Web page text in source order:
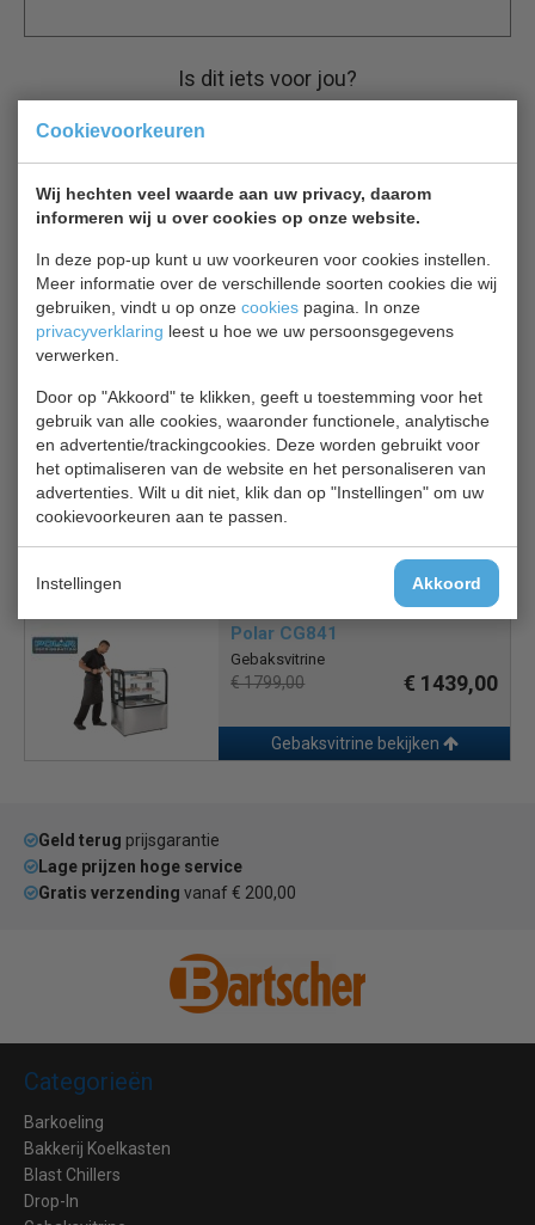
Cookievoorkeuren
Wij hechten veel waarde aan uw privacy, daarom
informeren wij u over cookies op onze website.
In deze pop-up kunt u uw voorkeuren voor cookies instellen.
Meer informatie over de verschillende soorten cookies die wij
gebruiken, vindt u op onze cookies pagina. In onze
privacyverklaring leest u hoe we uw persoonsgegevens
verwerken.
Door op "Akkoord" te klikken, geeft u toestemming voor het
gebruik van alle cookies, waaronder functionele, analytische
en advertentie/trackingcookies. Deze worden gebruikt voor
het optimaliseren van de website en het personaliseren van
advertenties. Wilt u dit niet, klik dan op "Instellingen" om uw
cookievoorkeuren aan te passen.
Instellingen Akkoord
Is dit iets voor jou?
Gebaksvitrine
€ 1425,00 € 998,00
Gebaksvitrine bekijken
CS Nero 1.0 7486.0090
Gebaksvitrine
Gebaksvitrine bekijken
CS 7489.5385
Gebaksvitrine
€ 4310,00
Gebaksvitrine bekijken
Polar CG841
Gebaksvitrine
€ 1799,00 € 1439,00
Gebaksvitrine bekijken
Geld terug prijsgarantie
Lage prijzen hoge service
Gratis verzending vanaf € 200,00
Categorieën
Barkoeling
Bakkerij Koelkasten
Blast Chillers
Drop-In